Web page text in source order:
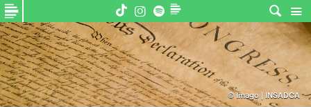
©Imago | INSADCA